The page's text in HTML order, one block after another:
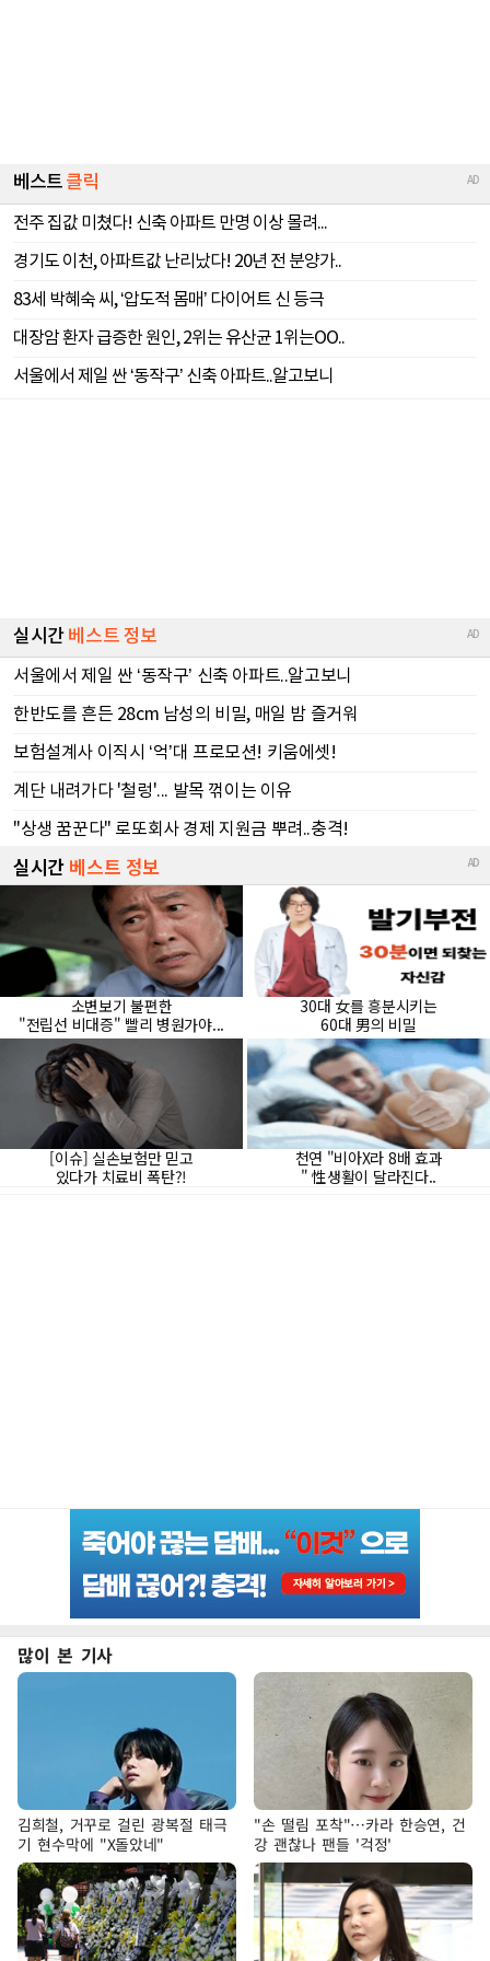
많이 본 기사
김희철, 거꾸로 걸린 광복절 태극
기 현수막에 "X돌았네"
"손 떨림 포착"…카라 한승연, 건
강 괜찮나 팬들 '걱정'